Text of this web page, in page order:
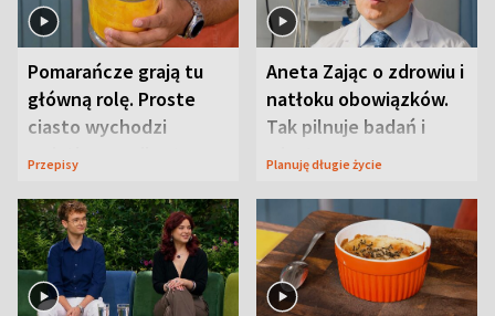
Pomarańcze grają tu
główną rolę. Proste
ciasto wychodzi
wyjątkowo wilgotne
Przepisy
Aneta Zając o zdrowiu i
natłoku obowiązków.
Tak pilnuje badań i
wizyt
Planuję długie życie